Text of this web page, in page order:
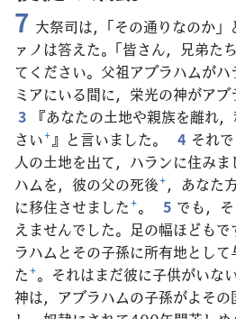
7 大祭司は，「その通りなのか
ァノは答えた。「皆さん，兄弟た
てください。父祖アブラハムが
ミアにいる間に，栄光の神がア
3 『あなたの土地や親族を離れ
さい+』と言いました。 4 それ
人の土地を出て，ハランに住み
ハムを，彼の父の死後+，あなた
に移住させました+。 5 でも，
えませんでした。足の幅ほども
ラハムとその子孫に所有地とし
た+。それはまだ彼に子供がいな
神は，アブラハムの子孫がよそ